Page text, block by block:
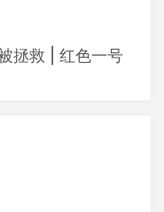
拯救 | 红色一号